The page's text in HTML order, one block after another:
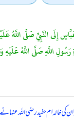
إِلَى النَّبِيِّ صَلَّى اللَّهُ
اللَّهِ صَلَّى اللَّهُ عَلَيْهِ
ان کی خالہ ام حفید رضی اللہ عنہا